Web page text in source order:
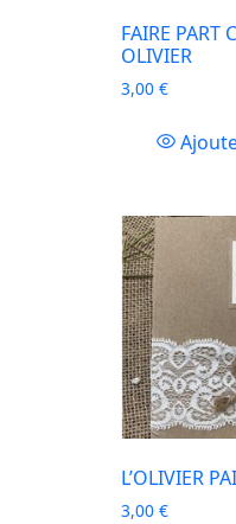
FAIRE PART
OLIVIER
3,00 €
L’OLIVIER
3,00 €